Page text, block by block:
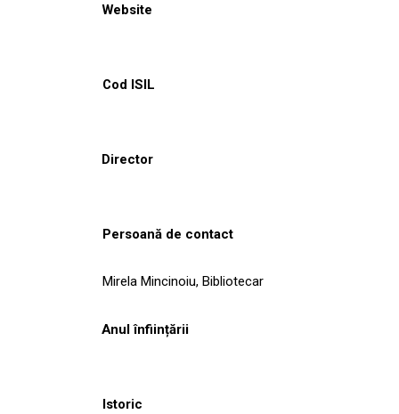
Website
Cod ISIL
Director
Persoană de contact
Mirela Mincinoiu, Bibliotecar
Anul înființării
Istoric